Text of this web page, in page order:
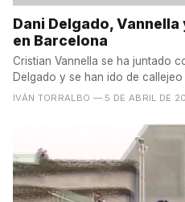
Dani Delgado,
en Barcelona
Cristian Vannella se ha juntado
Delgado y se han ido de
IVÁN TORRALBO — 5 DE ABRIL DE